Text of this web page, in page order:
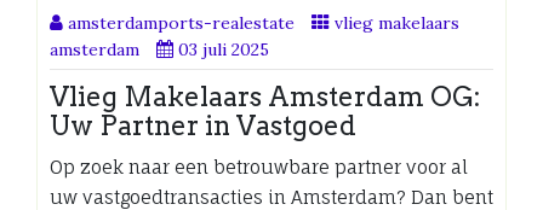
amsterdamports-realestate
vlieg makelaars
amsterdam
03 juli 2025
Vlieg Makelaars Amsterdam OG:
Uw Partner in Vastgoed
Op zoek naar een betrouwbare partner voor al
uw vastgoedtransacties in Amsterdam? Dan bent